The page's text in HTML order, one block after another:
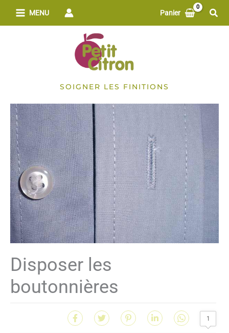
MENU Panier
SOIGNER LES FINITIONS
Disposer les
boutonnières
1